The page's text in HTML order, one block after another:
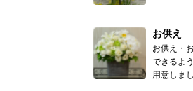
お供え
お供え・
できるよ
用意しまし